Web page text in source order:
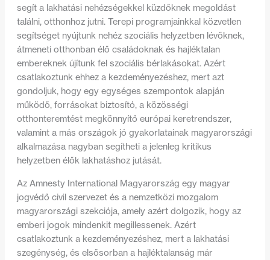
segít a lakhatási nehézségekkel küzdőknek megoldást
találni, otthonhoz jutni. Terepi programjainkkal közvetlen
segítséget nyújtunk nehéz szociális helyzetben lévőknek,
átmeneti otthonban élő családoknak és hajléktalan
embereknek újítunk fel szociális bérlakásokat. Azért
csatlakoztunk ehhez a kezdeményezéshez, mert azt
gondoljuk, hogy egy egységes szempontok alapján
működő, forrásokat biztosító, a közösségi
otthonteremtést megkönnyítő európai keretrendszer,
valamint a más országok jó gyakorlatainak magyarországi
alkalmazása nagyban segítheti a jelenleg kritikus
helyzetben élők lakhatáshoz jutását.
Az Amnesty International Magyarország egy magyar
jogvédő civil szervezet és a nemzetközi mozgalom
magyarországi szekciója, amely azért dolgozik, hogy az
emberi jogok mindenkit megillessenek. Azért
csatlakoztunk a kezdeményezéshez, mert a lakhatási
szegénység, és elsősorban a hajléktalanság már